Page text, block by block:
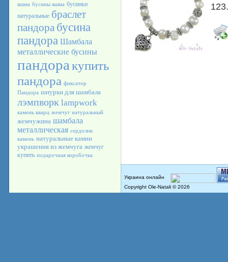
яшма бусины яшма бусинки
натуральные браслет
пандора бусина
пандора Шамбала
металлические бусины
пандора купить
пандора фиксатор
Пандора шнурки для шамбала
лэмпворк lampwork
камень кварц жемчуг натуральный
жемчужина шамбала
металлическая сердолик
камень натуральные камни
украшения из жемчуга жемчуг
купить подарочная коробочка
Copyright Ole-Natali © 2026